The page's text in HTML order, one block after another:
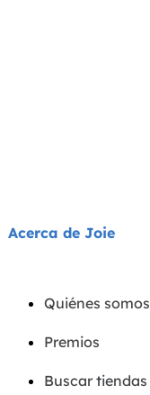
Acerca de Joie
Quiénes somos
Premios
Buscar tiendas